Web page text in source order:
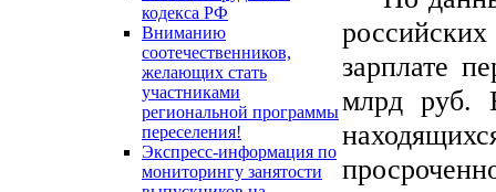
кодекса РФ
Вниманию
соотечественников,
желающих стать
участниками
региональной программы
переселения!
Экспресс-информация по
мониторингу занятости
зарплате
млрд руб.